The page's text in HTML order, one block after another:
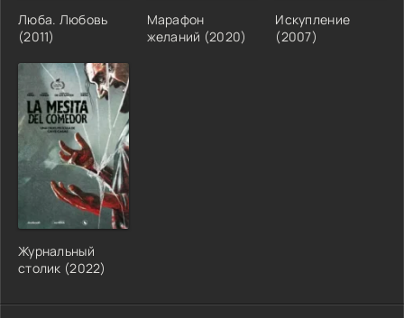
Люба. Любовь
(2011)
Марафон
желаний (2020)
Искупление
(2007)
Журнальный
столик (2022)